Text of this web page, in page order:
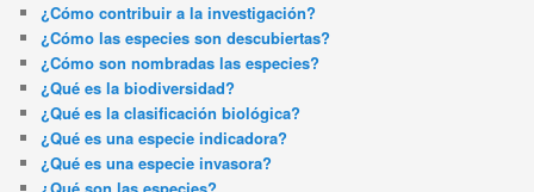
¿Cómo contribuir a la investigación?
¿Cómo las especies son descubiertas?
¿Cómo son nombradas las especies?
¿Qué es la biodiversidad?
¿Qué es la clasificación biológica?
¿Qué es una especie indicadora?
¿Qué es una especie invasora?